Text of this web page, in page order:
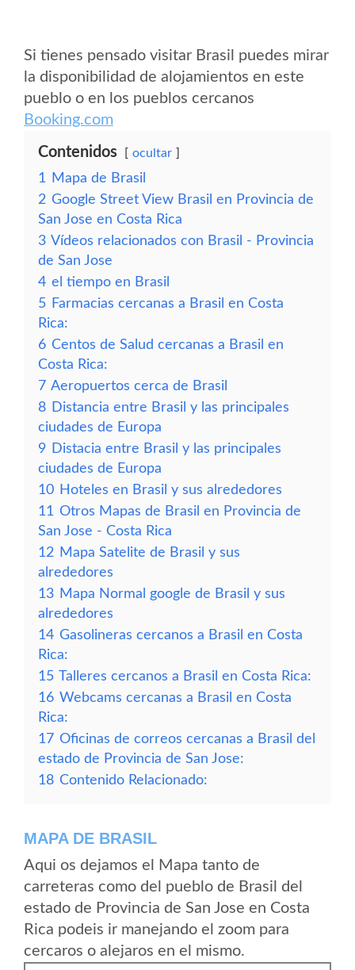
Si tienes pensado visitar Brasil puedes mirar
la disponibilidad de alojamientos en este
pueblo o en los pueblos cercanos
Booking.com
Contenidos ocultar
1
Mapa de Brasil
2 Google Street View Brasil en Provincia de
San Jose en Costa Rica
3 Vídeos relacionados con Brasil - Provincia
de San Jose
4 el tiempo en Brasil
5 Farmacias cercanas a Brasil en Costa
Rica:
6 Centos de Salud cercanas a Brasil en
Costa Rica:
7 Aeropuertos cerca de Brasil
8 Distancia entre Brasil y las principales
ciudades de Europa
9 Distacia entre Brasil y las principales
ciudades de Europa
10 Hoteles en Brasil y sus alrededores
11 Otros Mapas de Brasil en Provincia de
San Jose - Costa Rica
12 Mapa Satelite de Brasil y sus
alrededores
13 Mapa Normal google de Brasil y sus
alrededores
14 Gasolineras cercanos a Brasil en Costa
Rica:
15 Talleres cercanos a Brasil en Costa Rica:
16 Webcams cercanas a Brasil en Costa
Rica:
17 Oficinas de correos cercanas a Brasil del
estado de Provincia de San Jose:
18 Contenido Relacionado:
MAPA DE BRASIL
Aqui os dejamos el Mapa tanto de
carreteras como del pueblo de Brasil del
estado de Provincia de San Jose en Costa
Rica podeis ir manejando el zoom para
cercaros o alejaros en el mismo.